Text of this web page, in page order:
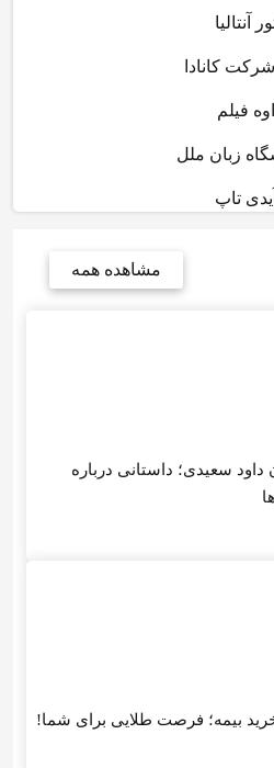
آنتالیا
کانادا
اوه فیلم
زبان ملل
آیدی تاپ
مشاهده همه
سعیدی؛ داستانی درباره
بیمه؛ فرصت طلایی برای شما!